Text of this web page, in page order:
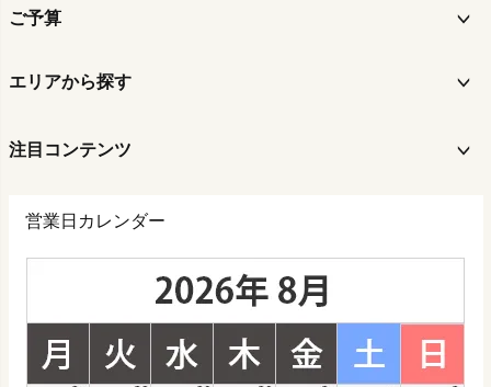
ご予算
エリアから探す
注目コンテンツ
営業日カレンダー